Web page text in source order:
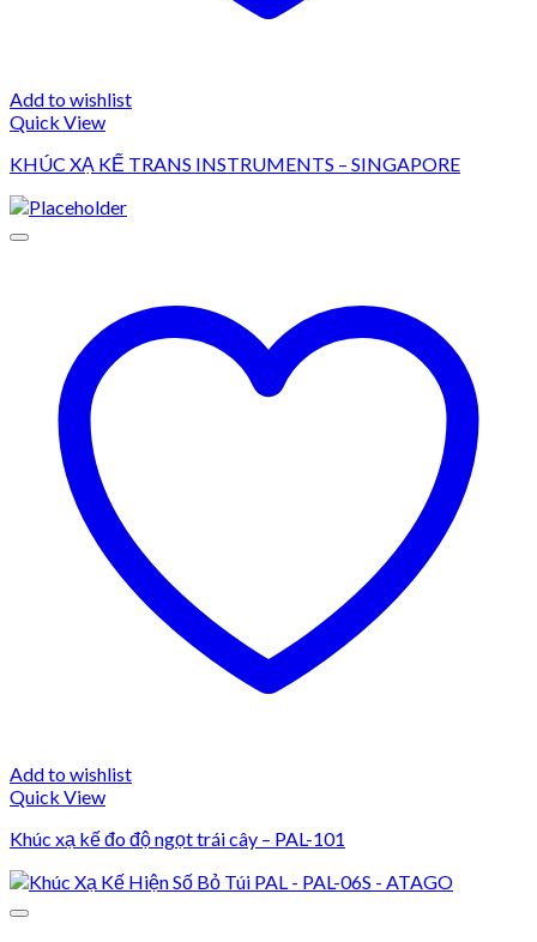
Add to wishlist
Quick View
KHÚC XẠ KẾ TRANS INSTRUMENTS – SINGAPORE
Add to wishlist
Quick View
Khúc xạ kế đo độ ngọt trái cây – PAL-101